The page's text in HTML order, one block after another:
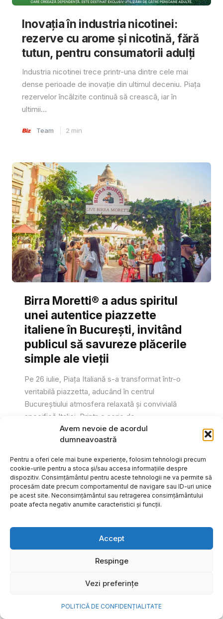
Avem nevoie de acordul
dumneavoastră
Pentru a oferi cele mai bune experiențe, folosim tehnologii precum
cookie-urile pentru a stoca și/sau accesa informațiile despre
dispozitiv. Consimțământul pentru aceste tehnologii ne va permite să
procesăm date precum comportamentul de navigare sau ID-uri unice
pe acest site. Neconsimțământul sau retragerea consimțământului
poate afecta negativ anumite caracteristici și funcții.
Accept
Respinge
Vezi preferințe
POLITICĂ DE CONFIDENȚIALITATE
Inovația în industria nicotinei:
rezerve cu arome și nicotină, fără
tutun, pentru consumatorii adulți
Industria nicotinei trece printr-una dintre cele mai
dense perioade de inovație din ultimul deceniu. Piața
rezervelor încălzite continuă să crească, iar în
ultimii...
Team 2 min
Birra Moretti® a adus spiritul
unei autentice piazzette
italiene în București, invitând
publicul să savureze plăcerile
simple ale vieții
Pe 26 iulie, Piața Italiană s-a transformat într-o
veritabilă piazzetta, aducând în centrul
Bucureștiului atmosfera relaxată și convivială
specifică Italiei. Printr-o serie de...
Gabriel Barliga
frumoase amintiri ale verii într-